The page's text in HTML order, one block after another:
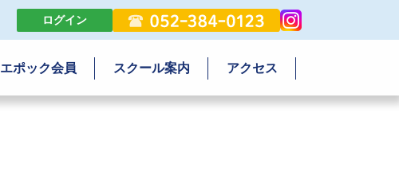
ログイン
エポック会員 スクール案内 アクセス